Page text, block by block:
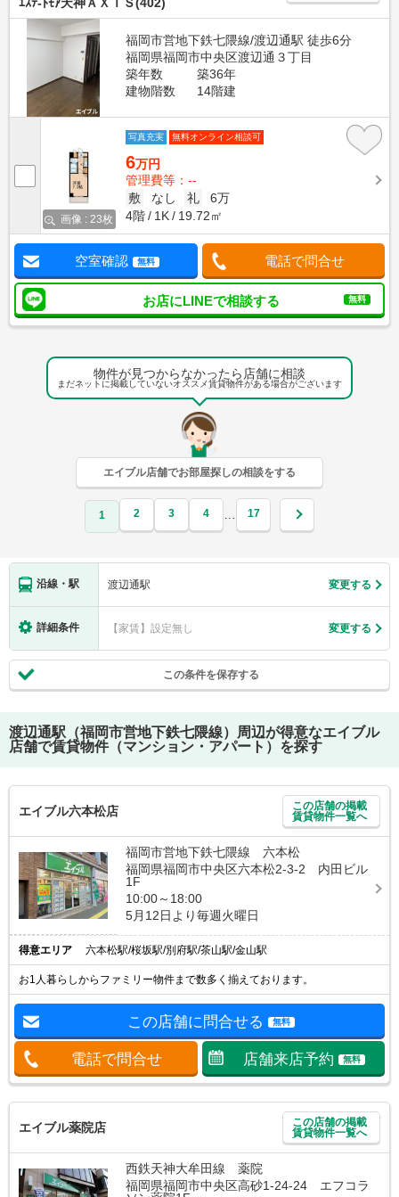
福岡市営地下鉄七隈線/渡辺通駅 徒歩6分
福岡県福岡市中央区渡辺通３丁目
築年数
築36年
建物階数
14階建
画像 : 23枚
写真充実 無料オンライン相談可
6万円
管理費等：--
敷
なし 礼
6万
4階
1K 19.72㎡
空室確認 無料 電話で問合せ
お店にLINEで相談する 無料
物件が見つからなかったら店舗に相談
まだネットに掲載していないオススメ賃貸物件がある場合がございます
エイブル店舗でお部屋探しの相談をする
1 2 3 4 … 17
沿線・駅 渡辺通駅 変更する
詳細条件 【家賃】設定無し 変更する
この条件を保存する
渡辺通駅（福岡市営地下鉄七隈線）
周辺が得意なエイブル
店舗で賃貸物件（マンション・アパート）を探す
エイブル六本松店
この店舗の掲載
賃貸物件一覧へ
福岡市営地下鉄七隈線 六本松
福岡県福岡市中央区六本松2-3-2 内田ビル
1F
10:00～18:00
5月12日より毎週火曜日
得意エリア 六本松駅/桜坂駅/別府駅/茶山駅/金山駅
お1人暮らしからファミリー物件まで数多く揃えております。
この店舗に問合せる 無料
電話で問合せ 店舗来店予約 無料
エイブル薬院店
この店舗の掲載
賃貸物件一覧へ
西鉄天神大牟田線 薬院
福岡県福岡市中央区高砂1-24-24 エフコラ